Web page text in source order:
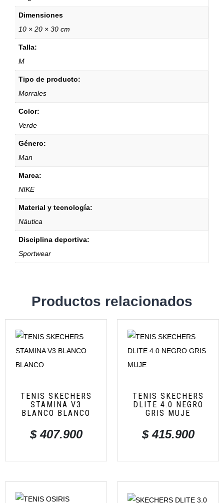
Dimensiones
10 × 20 × 30 cm
Talla:
M
Tipo de producto:
Morrales
Color:
Verde
Género:
Man
Marca:
NIKE
Material y tecnología:
Náutica
Disciplina deportiva:
Sportwear
Productos relacionados
TENIS SKECHERS
STAMINA V3
BLANCO BLANCO
$407.900
TENIS SKECHERS
DLITE 4.0 NEGRO
GRIS MUJE
$415.900